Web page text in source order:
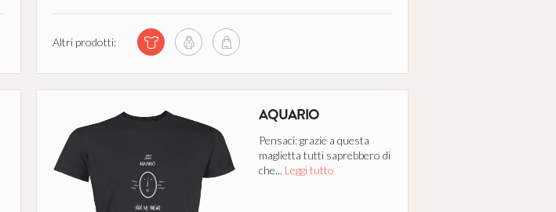
Altri prodotti:
AQUARIO
Pensaci: grazie a questa
maglietta tutti saprebbero di
che... Leggi tutto